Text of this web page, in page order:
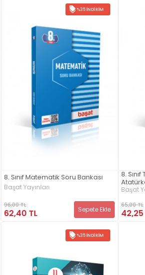
%35 İNDIRIM
8. Sınıf Matematik Soru Bankası
Başat Yayınları
96,00 TL
62,40 TL Sepete Ekle
8.
Başat
65,00 TL
42,25
%35 İNDIRIM